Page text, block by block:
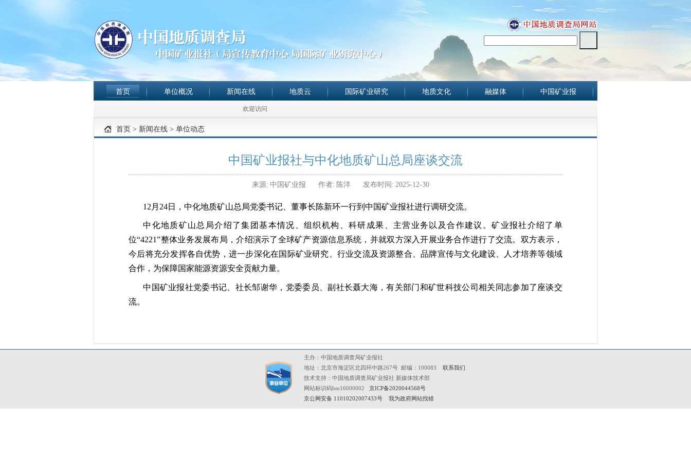
首页
欢迎访问
单位概况 新闻在线 地质云 国际矿业研究 地质文化 融媒体 中国矿业报
首页 > 新闻在线 > 单位动态
中国矿业报社与中化地质矿山总局座谈交流
来源: 中国矿业报 作者: 陈洋 发布时间: 2025-12-30
12月24日，中化地质矿山总局党委书记、董事长陈新环一行到中国矿业报社进行调研交流。
中化地质矿山总局介绍了集团基本情况、组织机构、科研成果、主营业务以及合作建议。矿业报社介绍了单
位“4221”整体业务发展布局，介绍演示了全球矿产资源信息系统，并就双方深入开展业务合作进行了交流。双方表示，
今后将充分发挥各自优势，进一步深化在国际矿业研究、行业交流及资源整合、品牌宣传与文化建设、人才培养等领域
合作，为保障国家能源资源安全贡献力量。
中国矿业报社党委书记、社长邹谢华，党委委员、副社长聂大海，有关部门和矿世科技公司相关同志参加了座谈交
流。
主办：中国地质调查局矿业报社
地址：北京市海淀区北四环中路267号 邮编：100083 联系我们
技术支持：中国地质调查局矿业报社 新媒体技术部
网站标识码bm16000002 京ICP备2020044568号
京公网安备 11010202007433号
我为政府网站找错